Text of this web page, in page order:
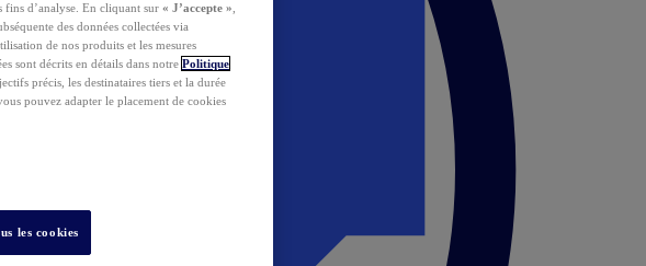
fins d’analyse. En cliquant sur « J’accepte »
des données collectées via
de nos produits et les mesures
sont décrits en détails dans notre Politique
précis, les destinataires tiers et la durée
pouvez adapter le placement de cookies
les cookies